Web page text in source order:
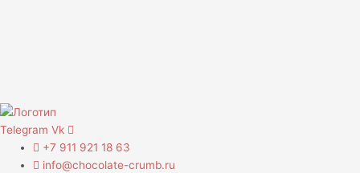
Telegram Vk
+7 911 921 18 63
info@chocolate-crumb.ru